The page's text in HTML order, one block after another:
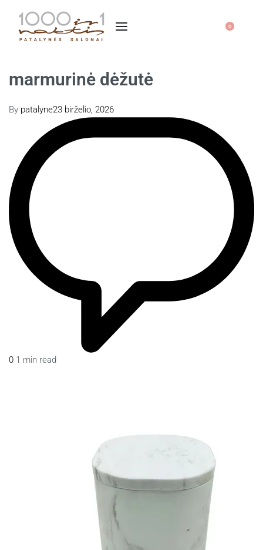
0
marmurinė dėžutė
By patalyne23 birželio, 2026
0 1 min read